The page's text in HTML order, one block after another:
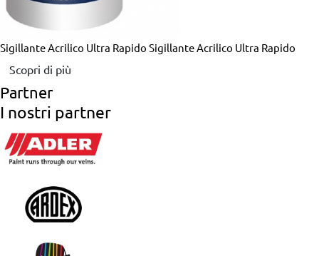
Sigillante Acrilico Ultra Rapido Sigillante Acrilico Ultra Rapido
Scopri di più
Partner
I nostri partner